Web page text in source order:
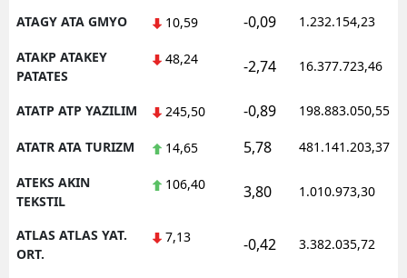
ATAGY ATA GMYO 10,59 -0,09 1.232.154,23
ATAKP ATAKEY
PATATES
48,24 -2,74 16.377.723,46
ATATP ATP YAZILIM 245,50 -0,89 198.883.050,55
ATATR ATA TURIZM 14,65 5,78 481.141.203,37
ATEKS AKIN
TEKSTIL
106,40 3,80 1.010.973,30
ATLAS ATLAS YAT.
ORT.
7,13 -0,42 3.382.035,72